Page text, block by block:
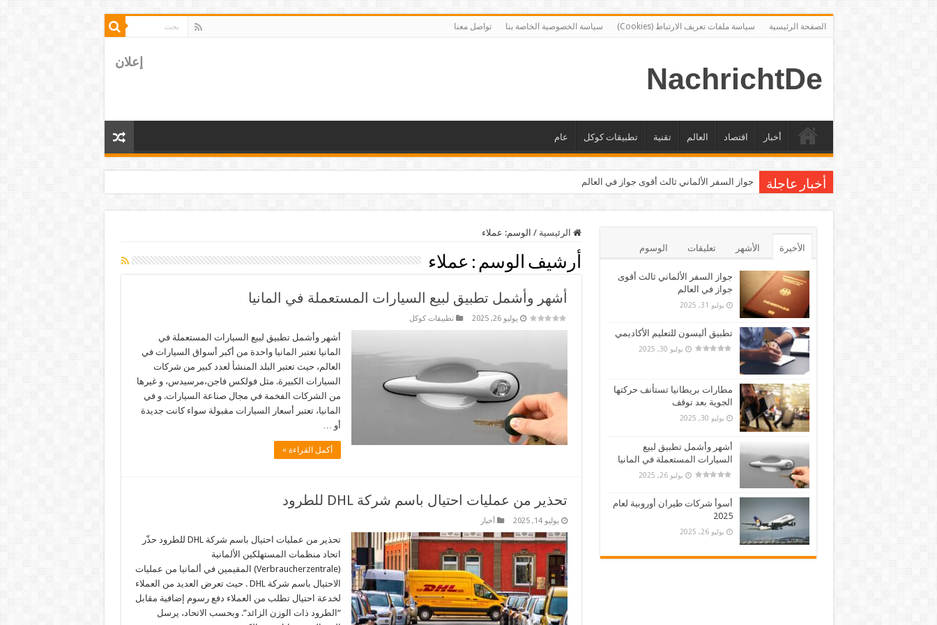
الصفحة الرئيسية سياسة ملفات تعريف الارتباط (Cookies) سياسة الخصوصية الخاصة بنا تواصل معنا
NachrichtDe إعلان
أخبار اقتصاد العالم تقنية تطبيقات كوكل عام
أخبار عاجلة جواز السفر الألماني ثالث أقوى جواز في العالم
الرئيسية / الوسم: عملاء
أرشيف الوسم : عملاء
أشهر وأشمل تطبيق لبيع السيارات المستعملة في المانيا
يوليو 26, 2025 تطبيقات كوكل
أشهر وأشمل تطبيق لبيع السيارات المستعملة في
المانيا تعتبر المانيا واحدة من أكبر أسواق السيارات في
العالم، حيث تعتبر البلد المنشأ لعدد كبير من شركات
السيارات الكبيرة. مثل فولكس فاجن،مرسيدس، و غيرها
من الشركات الفخمة في مجال صناعة السيارات. و في
المانيا، تعتبر أسعار السيارات مقبولة سواء كانت جديدة
أو …
أكمل القراءة »
تحذير من عمليات احتيال باسم شركة DHL للطرود
يوليو 14, 2025 أخبار
تحذير من عمليات احتيال باسم شركة DHL للطرود حذّر
اتحاد منظمات المستهلكين الألمانية
(Verbraucherzentrale) المقيمين في ألمانيا من عمليات
الاحتيال باسم شركة DHL . حيث تعرض العديد من العملاء
لخدعة احتيال تطلب من العملاء دفع رسوم إضافية مقابل
“الطرود ذات الوزن الزائد”. وبحسب الاتحاد، يرسل
الأخيرة الأشهر تعليقات الوسوم
جواز السفر الألماني ثالث أقوى
جواز في العالم
يوليو 31, 2025
تطبيق أليسون للتعليم الأكاديمي
يوليو 30, 2025
مطارات بريطانيا تستأنف حركتها
الجوية بعد توقف
يوليو 30, 2025
أشهر وأشمل تطبيق لبيع
السيارات المستعملة في المانيا
يوليو 26, 2025
أسوأ شركات طيران أوروبية لعام
2025
يوليو 26, 2025